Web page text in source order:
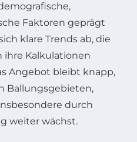
Faktoren geprägt
klare Trends ab, die
ihre Kalkulationen
Angebot bleibt knapp,
Ballungsgebieten,
durch
weiter wächst.